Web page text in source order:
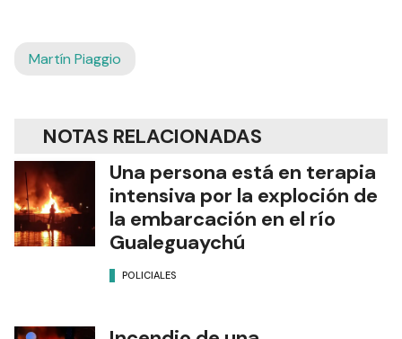
Martín Piaggio
NOTAS RELACIONADAS
Una persona está en terapia
intensiva por la exploción de
la embarcación en el río
Gualeguaychú
POLICIALES